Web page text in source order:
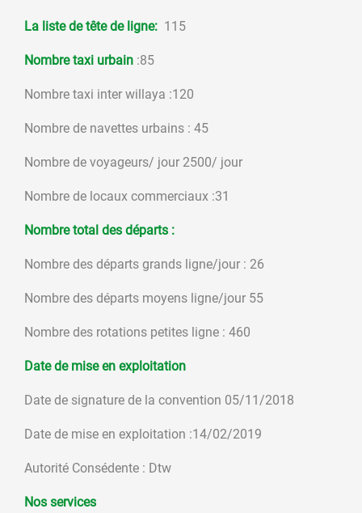
La liste de tête de ligne: 115
Nombre taxi urbain :85
Nombre taxi inter willaya :120
Nombre de navettes urbains : 45
Nombre de voyageurs/ jour 2500/ jour
Nombre de locaux commerciaux :31
Nombre total des départs :
Nombre des départs grands ligne/jour : 26
Nombre des départs moyens ligne/jour 55
Nombre des rotations petites ligne : 460
Date de mise en exploitation
Date de signature de la convention 05/11/2018
Date de mise en exploitation :14/02/2019
Autorité Consédente : Dtw
Nos services